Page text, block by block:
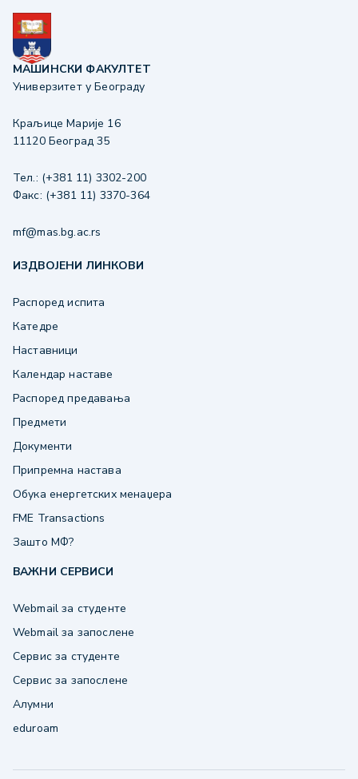
МАШИНСКИ ФАКУЛТЕТ
Универзитет у Београду
Краљице Марије 16
11120 Београд 35
Тел.: (+381 11) 3302-200
Факс: (+381 11) 3370-364
mf@mas.bg.ac.rs
ИЗДВОЈЕНИ ЛИНКОВИ
Распоред испита
Катедре
Наставници
Календар наставе
Распоред предавања
Предмети
Документи
Припремна настава
Обука енергетских менаџера
FME Transactions
Зашто МФ?
ВАЖНИ СЕРВИСИ
Webmail за студенте
Webmail за запослене
Сервис за студенте
Сервис за запослене
Алумни
eduroam